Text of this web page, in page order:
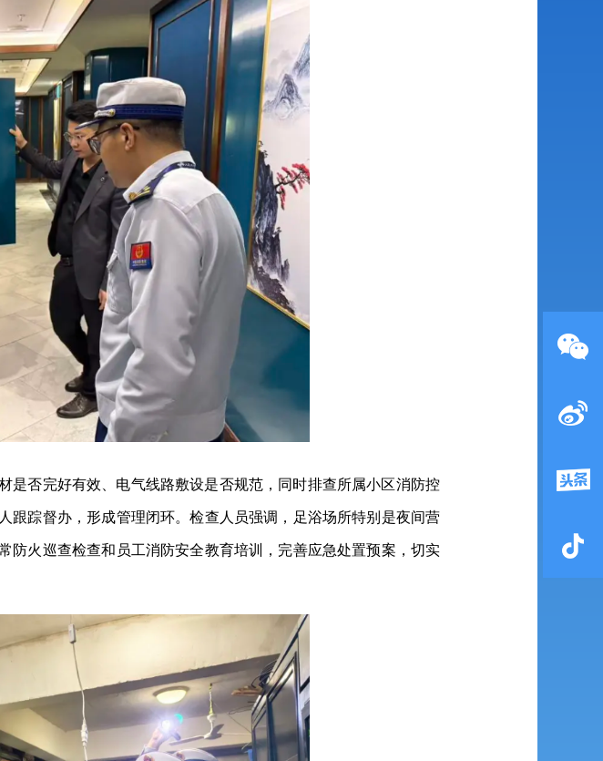
否完好有效、电气线路敷设是否规范，同时排查所属小区消防控
跟踪督办，形成管理闭环。检查人员强调，足浴场所特别是夜间营
防火巡查检查和员工消防安全教育培训，完善应急处置预案，切实